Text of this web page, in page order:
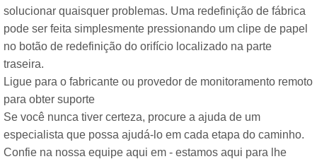
solucionar quaisquer problemas. Uma redefinição de fábrica
pode ser feita simplesmente pressionando um clipe de papel
no botão de redefinição do orifício localizado na parte
traseira.
Ligue para o fabricante ou provedor de monitoramento remoto
para obter suporte
Se você nunca tiver certeza, procure a ajuda de um
especialista que possa ajudá-lo em cada etapa do caminho.
Confie na nossa equipe aqui em - estamos aqui para lhe